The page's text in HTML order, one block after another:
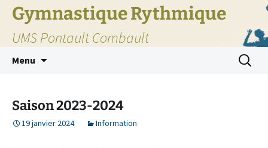
Gymnastique Rythmique
UMS Pontault Combault
Menu
Saison 2023-2024
19 janvier 2024 Information